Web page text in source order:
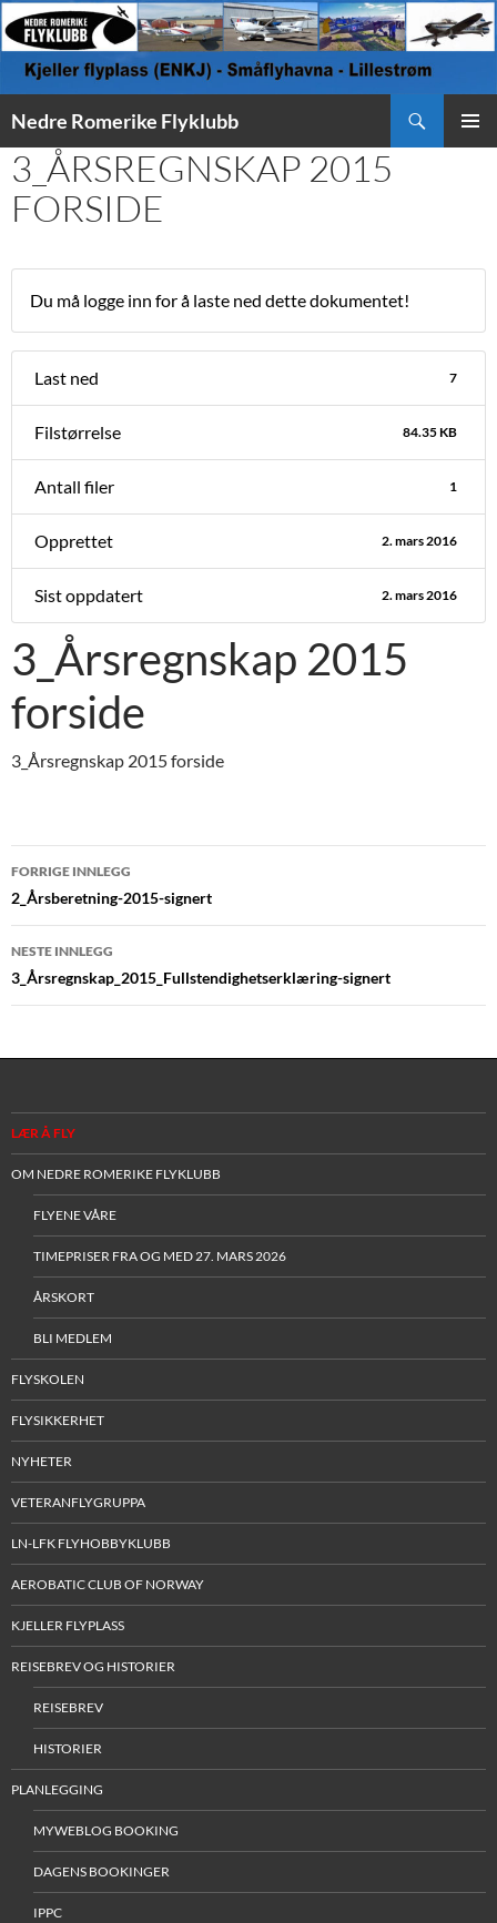
Nedre Romerike Flyklubb
TIL
INNHOLD
3_ÅRSREGNSKAP 2015
FORSIDE
Du må logge inn for å laste ned dette dokumentet!
Last ned 7
Filstørrelse 84.35 KB
Antall filer 1
Opprettet 2. mars 2016
Sist oppdatert 2. mars 2016
3_Årsregnskap 2015
forside
3_Årsregnskap 2015 forside
Innleggsnavigasjon
FORRIGE INNLEGG
2_Årsberetning-2015-signert
NESTE INNLEGG
3_Årsregnskap_2015_Fullstendighetserklæring-signert
LÆR Å FLY
OM NEDRE ROMERIKE FLYKLUBB
FLYENE VÅRE
TIMEPRISER FRA OG MED 27. MARS 2026
ÅRSKORT
BLI MEDLEM
FLYSKOLEN
FLYSIKKERHET
NYHETER
VETERANFLYGRUPPA
LN-LFK FLYHOBBYKLUBB
AEROBATIC CLUB OF NORWAY
KJELLER FLYPLASS
REISEBREV OG HISTORIER
REISEBREV
HISTORIER
PLANLEGGING
MYWEBLOG BOOKING
DAGENS BOOKINGER
IPPC